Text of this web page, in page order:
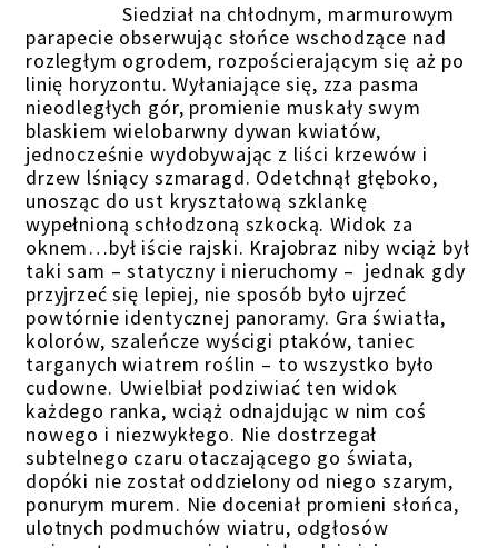
Siedział na chłodnym, marmurowym
parapecie obserwując słońce wschodzące nad
rozległym ogrodem, rozpościerającym się aż po
linię horyzontu. Wyłaniające się, zza pasma
nieodległych gór, promienie muskały swym
blaskiem wielobarwny dywan kwiatów,
jednocześnie wydobywając z liści krzewów i
drzew lśniący szmaragd. Odetchnął głęboko,
unosząc do ust kryształową szklankę
wypełnioną schłodzoną szkocką. Widok za
oknem…był iście rajski. Krajobraz niby wciąż był
taki sam – statyczny i nieruchomy – jednak gdy
przyjrzeć się lepiej, nie sposób było ujrzeć
powtórnie identycznej panoramy. Gra światła,
kolorów, szaleńcze wyścigi ptaków, taniec
targanych wiatrem roślin – to wszystko było
cudowne. Uwielbiał podziwiać ten widok
każdego ranka, wciąż odnajdując w nim coś
nowego i niezwykłego. Nie dostrzegał
subtelnego czaru otaczającego go świata,
dopóki nie został oddzielony od niego szarym,
ponurym murem. Nie doceniał promieni słońca,
ulotnych podmuchów wiatru, odgłosów